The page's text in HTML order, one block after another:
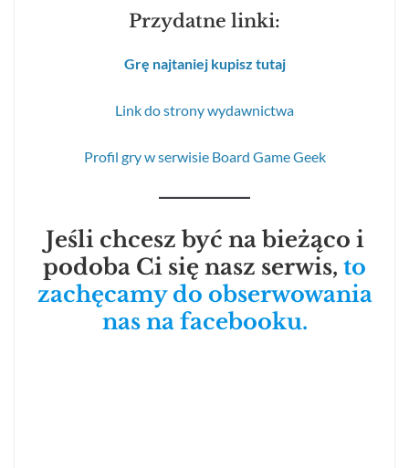
Przydatne linki:
Grę najtaniej kupisz tutaj
Link do strony wydawnictwa
Profil gry w serwisie Board Game Geek
Jeśli chcesz być na bieżąco i
podoba Ci się nasz serwis, to
zachęcamy do obserwowania
nas na facebooku.